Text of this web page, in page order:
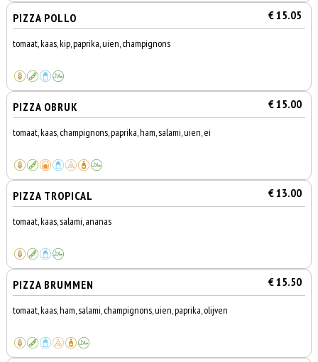
PIZZA POLLO € 15.05
tomaat, kaas, kip, paprika, uien, champignons
PIZZA OBRUK € 15.00
tomaat, kaas, champignons, paprika, ham, salami, uien, ei
PIZZA TROPICAL € 13.00
tomaat, kaas, salami, ananas
PIZZA BRUMMEN € 15.50
tomaat, kaas, ham, salami, champignons, uien, paprika, olijven